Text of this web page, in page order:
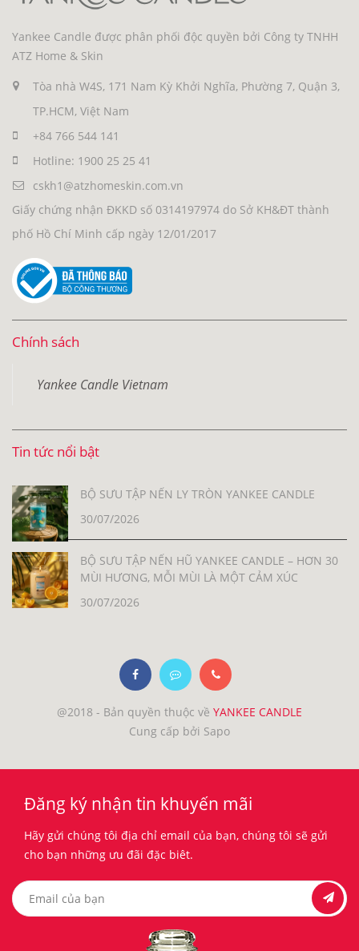
Yankee Candle được phân phối độc quyền bởi Công ty TNHH
ATZ Home & Skin
Tòa nhà W4S, 171 Nam Kỳ Khởi Nghĩa, Phường 7, Quận 3,
TP.HCM, Việt Nam
+84 766 544 141
Hotline: 1900 25 25 41
cskh1@atzhomeskin.com.vn
Giấy chứng nhận ĐKKD số 0314197974 do Sở KH&ĐT thành
phố Hồ Chí Minh cấp ngày 12/01/2017
Chính sách
Yankee Candle Vietnam
Tin tức nổi bật
BỘ SƯU TẬP NẾN LY TRÒN YANKEE CANDLE
30/07/2026
BỘ SƯU TẬP NẾN HŨ YANKEE CANDLE – HƠN 30
MÙI HƯƠNG, MỖI MÙI LÀ MỘT CẢM XÚC
30/07/2026
@2018 - Bản quyền thuộc về YANKEE CANDLE
Cung cấp bởi Sapo
Đăng ký nhận tin khuyến mãi
Hãy gửi chúng tôi địa chỉ email của bạn, chúng tôi sẽ gửi
cho bạn những ưu đãi đặc biêt.